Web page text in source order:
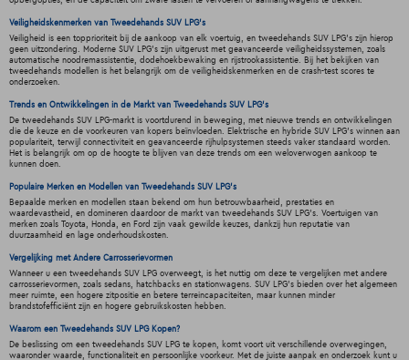
Veiligheidskenmerken van Tweedehands SUV LPG's
Veiligheid is een topprioriteit bij de aankoop van elk voertuig, en tweedehands SUV LPG's zijn hierop
geen uitzondering. Moderne SUV LPG's zijn uitgerust met geavanceerde veiligheidssystemen, zoals
automatische noodremassistentie, dodehoekbewaking en rijstrookassistentie. Bij het bekijken van
tweedehands modellen is het belangrijk om de veiligheidskenmerken en de crash-test scores te
onderzoeken.
Trends en Ontwikkelingen in de Markt van Tweedehands SUV LPG's
De tweedehands SUV LPG-markt is voortdurend in beweging, met nieuwe trends en ontwikkelingen
die de keuze en de voorkeuren van kopers beïnvloeden. Elektrische en hybride SUV LPG's winnen aan
populariteit, terwijl connectiviteit en geavanceerde rijhulpsystemen steeds vaker standaard worden.
Het is belangrijk om op de hoogte te blijven van deze trends om een weloverwogen aankoop te
kunnen doen.
Populaire Merken en Modellen van Tweedehands SUV LPG's
Bepaalde merken en modellen staan bekend om hun betrouwbaarheid, prestaties en
waardevastheid, en domineren daardoor de markt van tweedehands SUV LPG's. Voertuigen van
merken zoals Toyota, Honda, en Ford zijn vaak gewilde keuzes, dankzij hun reputatie van
duurzaamheid en lage onderhoudskosten.
Vergelijking met Andere Carrosserievormen
Wanneer u een tweedehands SUV LPG overweegt, is het nuttig om deze te vergelijken met andere
carrosserievormen, zoals sedans, hatchbacks en stationwagens. SUV LPG's bieden over het algemeen
meer ruimte, een hogere zitpositie en betere terreincapaciteiten, maar kunnen minder
brandstofefficiënt zijn en hogere gebruikskosten hebben.
Waarom een Tweedehands SUV LPG Kopen?
De beslissing om een tweedehands SUV LPG te kopen, komt voort uit verschillende overwegingen,
waaronder waarde, functionaliteit en persoonlijke voorkeur. Met de juiste aanpak en onderzoek kunt u